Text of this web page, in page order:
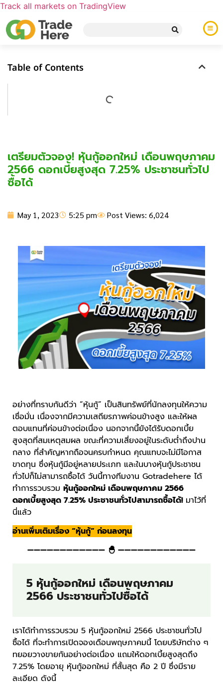
Track all markets on TradingView
Table of Contents
เตรียมตัวจอง! หุ้นกู้ออกใหม่ เดือนพฤษภาคม
2566 ดอกเบี้ยสูงสุด 7.25% ประชาชนทั่วไป
ซื้อได้
May 1, 2023 5:25 pm Post Views: 6,024
อย่างที่ทราบกันดีว่า “หุ้นกู้” เป็นสินทรัพย์ที่นักลงทุนให้ความ
เชื่อมั่น เนื่องจากมีความเสถียรภาพค่อนข้างสูง และให้ผล
ตอบแทนที่ค่อนข้างต่อเนื่อง นอกจากนี้ยังได้รับดอกเบี้ย
สูงสุดที่สมเหตุสมผล ขณะที่ความเสี่ยงอยู่ในระดับต่ำถึงปาน
กลาง ที่สำคัญหากถือจนครบกำหนด คุณแทบจะไม่มีโอกาส
ขาดทุน ซึ่งหุ้นกู้มีอยู่หลายประเภท และในบางหุ้นกู้ประชาชน
ทั่วไปก็ไม่สามารถซื้อได้ วันนี้ทางทีมงาน Gotradehere ได้
ทำการรวบรวมหุ้นกู้ออกใหม่ เดือนพฤษภาคม 2566
ดอกเบี้ยสูงสุด 7.25% ประชาชนทั่วไปสามารถซื้อได้! มาไว้ที่
นี่แล้ว
อ่านเพิ่มเติมเรื่อง “หุ้นกู้” ก่อนลงทุน
———————————— 🐣 ————————————
5 หุ้นกู้ออกใหม่ เดือนพฤษภาคม
2566 ประชาชนทั่วไปซื้อได้
เราได้ทำการรวบรวม 5 หุ้นกู้ออกใหม่ 2566 ประชาชนทั่วไป
ซื้อได้ ที่จะทำการเปิดจองเดือนพฤษภาคมนี้ โดยบริษัทต่าง ๆ
ทยอยวางขายกันอย่างต่อเนื่อง แถมให้ดอกเบี้ยสูงสุดถึง
7.25% โดยอายุ หุ้นกู้ออกใหม่ ที่สั้นสุด คือ 2 ปี ซึ่งมีราย
ละเอียด ดังนี้